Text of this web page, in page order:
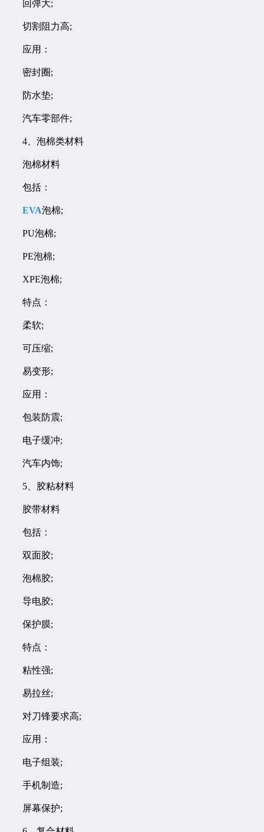
回弹大;
切割阻力高;
应用：
密封圈;
防水垫;
汽车零部件;
4、泡棉类材料
泡棉材料
包括：
EVA泡棉;
PU泡棉;
PE泡棉;
XPE泡棉;
特点：
柔软;
可压缩;
易变形;
应用：
包装防震;
电子缓冲;
汽车内饰;
5、胶粘材料
胶带材料
包括：
双面胶;
泡棉胶;
导电胶;
保护膜;
特点：
粘性强;
易拉丝;
对刀锋要求高;
应用：
电子组装;
手机制造;
屏幕保护;